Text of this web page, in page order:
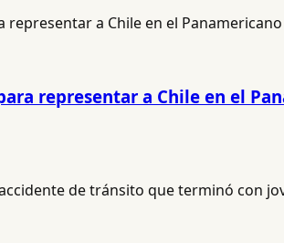
representar a Chile en el